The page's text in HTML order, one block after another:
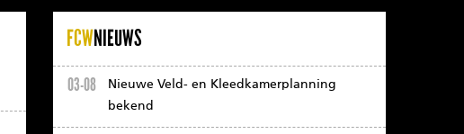
FCWNIEUWS
03-08
Nieuwe Veld- en Kleedkamerplanning
bekend